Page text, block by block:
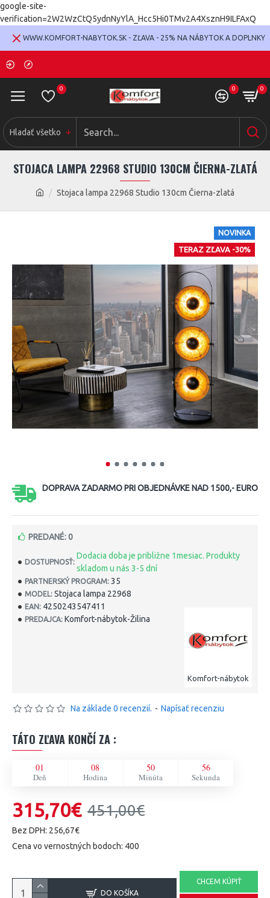
google-site-
verification=2W2WzCtQ5ydnNyYlA_Hcc5Hi0TMv2A4XsznH9ILFAxQ
WWW.KOMFORT-NABYTOK.SK - ZĽAVA - 25% NA NÁBYTOK A DOPLNKY
0 0 0
Hladať všetko
Stojaca lampa 22968 Studio 130cm Čierna-zlatá
STOJACA LAMPA 22968 STUDIO 130CM ČIERNA-ZLATÁ
NOVINKA
TERAZ ZĽAVA -30%
DOPRAVA ZADARMO PRI OBJEDNÁVKE NAD 1500,- EURO
DOSTUPNOSŤ:
Dodacia doba je približne 1mesiac. Produkty
skladom u nás 3-5 dní
PARTNERSKÝ PROGRAM: 35
MODEL: Stojaca lampa 22968
EAN: 4250243547411
PREDAJCA: Komfort-nábytok-Žilina
Komfort-nábytok
PREDANÉ: 0
Na základe 0 recenzií. - Napísať recenziu
TÁTO ZĽAVA KONČÍ ZA :
01
Deň
08
Hodina
50
Minúta
56
Sekunda
315,70€ 451,00€
Bez DPH: 256,67€
Cena vo vernostných bodoch: 400
DO KOŠÍKA
CHCEM KÚPIŤ